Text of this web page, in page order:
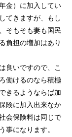
金）に加入してい
てきますが、もし
そもそも妻も国民
負担の増加はあり
良いですので、こ
働けるのなら積極
きるようならば加
険に加入出来なか
会保険料は同じで
事になります。